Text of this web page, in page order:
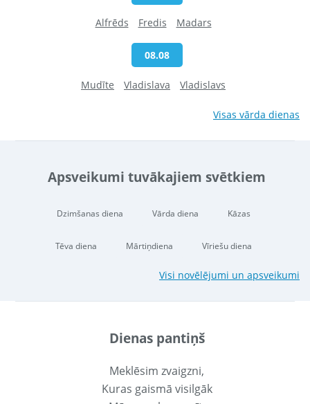
Alfrēds Fredis Madars
08.08
Mudīte Vladislava Vladislavs
Visas vārda dienas
Apsveikumi tuvākajiem svētkiem
Dzimšanas diena Vārda diena Kāzas
Tēva diena Mārtiņdiena Vīriešu diena
Visi novēlējumi un apsveikumi
Dienas pantiņš
Meklēsim zvaigzni,
Kuras gaismā visilgāk